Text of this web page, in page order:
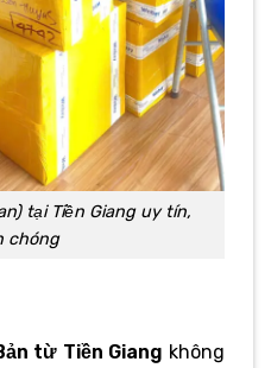
tại Tiền Giang uy tín,
chóng
từ Tiền Giang không